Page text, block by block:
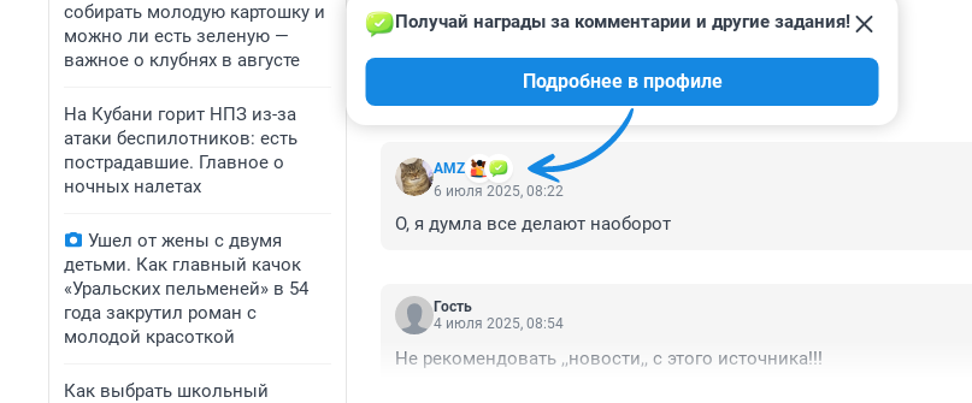
собирать молодую картошку и
можно ли есть зеленую —
важное о клубнях в августе
На Кубани горит НПЗ из-за
атаки беспилотников: есть
пострадавшие. Главное о
ночных налетах
Ушел от жены с двумя
детьми. Как главный качок
«Уральских пельменей» в 54
года закрутил роман с
молодой красоткой
Как выбрать школьный
КОММЕНТАРИИ 25
AMZ
Получай награды за комментарии и другие задания!
Подробнее в профиле
6 июля 2025, 08:22
О, я думла все делают наоборот
Гость
4 июля 2025, 08:54
Не рекомендовать ,,новости,, с этого источника!!!